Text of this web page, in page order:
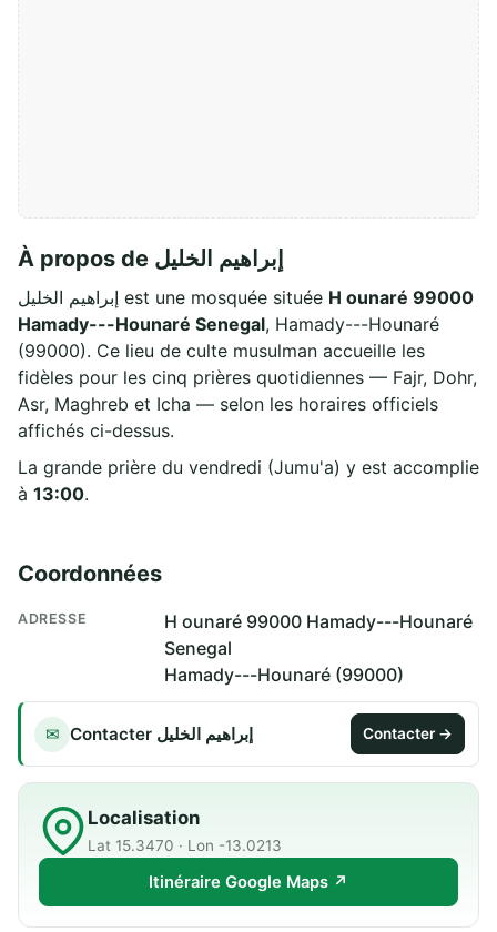
À propos de إبراهيم الخليل
إبراهيم الخليل est une mosquée située H ounaré 99000
Hamady---Hounaré Senegal, Hamady---Hounaré
(99000). Ce lieu de culte musulman accueille les
fidèles pour les cinq prières quotidiennes — Fajr, Dohr,
Asr, Maghreb et Icha — selon les horaires officiels
affichés ci-dessus.
La grande prière du vendredi (Jumu'a) y est accomplie
à 13:00.
Coordonnées
ADRESSE
H ounaré 99000 Hamady---Hounaré
Senegal
Hamady---Hounaré (99000)
✉ Contacter إبراهيم الخليل Contacter →
Localisation
Lat 15.3470 · Lon -13.0213
Itinéraire Google Maps ↗